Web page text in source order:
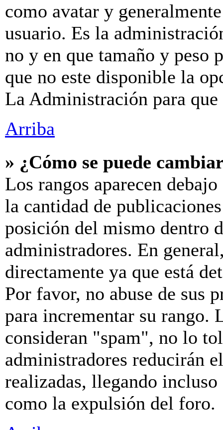
como avatar y
usuario. Es la
no y en que tamaño y peso
que no este disponible la
La Administración para que
Arriba
» ¿Cómo se puede
Los rangos aparecen
la cantidad de
posición del mismo dentro
administradores. En
directamente ya que está
Por favor, no abuse de sus
para incrementar su rango.
consideran "spam", no lo
administradores reducirán
realizadas, llegando
como la expulsión del foro.